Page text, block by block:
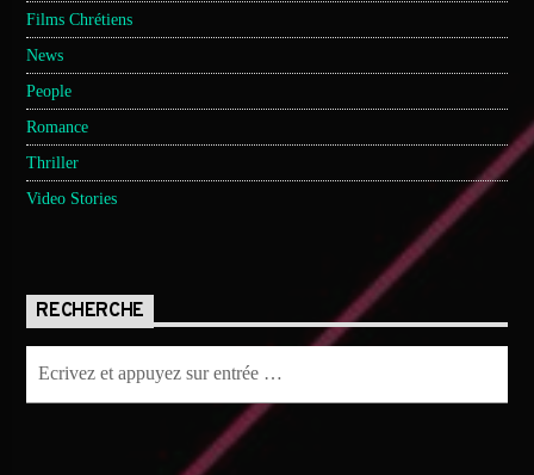
Films Chrétiens
News
People
Romance
Thriller
Video Stories
RECHERCHE